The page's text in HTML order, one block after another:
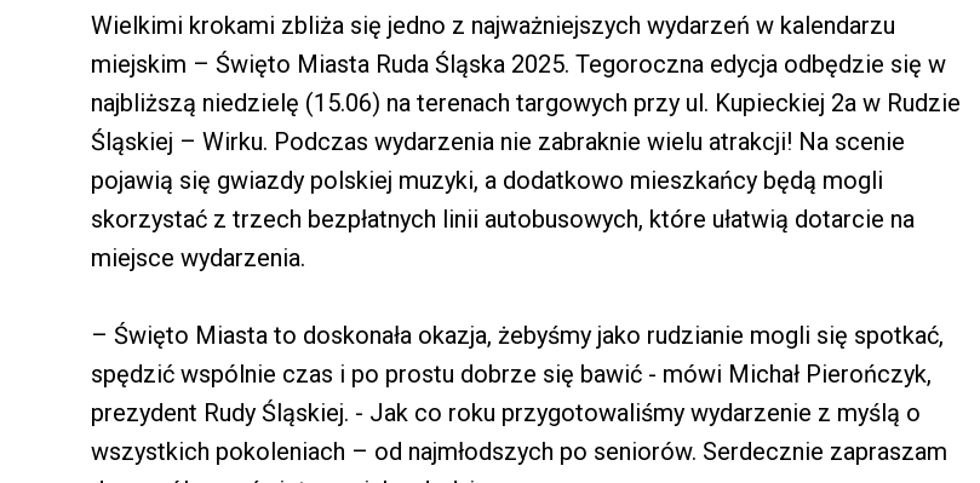
Wielkimi krokami zbliża się jedno z najważniejszych wydarzeń w kalendarzu
miejskim – Święto Miasta Ruda Śląska 2025. Tegoroczna edycja odbędzie się w
najbliższą niedzielę (15.06) na terenach targowych przy ul. Kupieckiej 2a w Rudzie
Śląskiej – Wirku. Podczas wydarzenia nie zabraknie wielu atrakcji! Na scenie
pojawią się gwiazdy polskiej muzyki, a dodatkowo mieszkańcy będą mogli
skorzystać z trzech bezpłatnych linii autobusowych, które ułatwią dotarcie na
miejsce wydarzenia.
– Święto Miasta to doskonała okazja, żebyśmy jako rudzianie mogli się spotkać,
spędzić wspólnie czas i po prostu dobrze się bawić - mówi Michał Pierończyk,
prezydent Rudy Śląskiej. - Jak co roku przygotowaliśmy wydarzenie z myślą o
wszystkich pokoleniach – od najmłodszych po seniorów. Serdecznie zapraszam